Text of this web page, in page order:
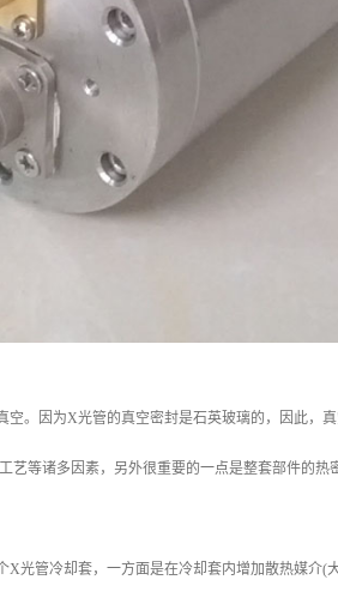
。因为X光管的真空密封是石英玻璃的，因此，
艺等诸多因素，另外很重要的一点是整套部件的
光管冷却套，一方面是在冷却套内增加散热媒介